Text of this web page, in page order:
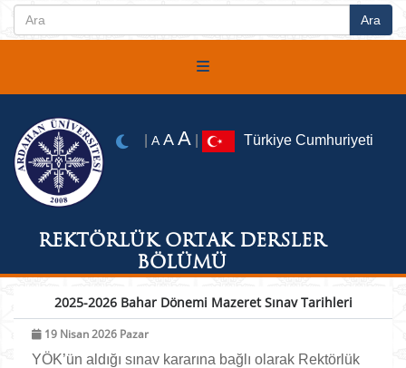
REKTÖRLÜK ORTAK DERSLER
BÖLÜMÜ
A A A Türkiye Cumhuriyeti
2025-2026 Bahar Dönemi Mazeret Sınav Tarihleri
19 Nisan 2026 Pazar
YÖK’ün aldığı sınav kararına bağlı olarak Rektörlük